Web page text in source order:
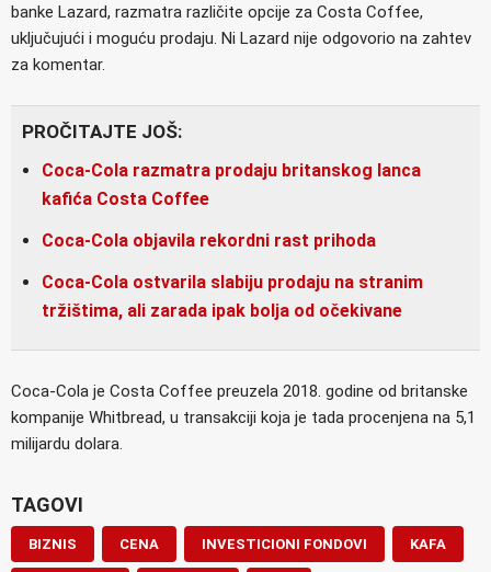
banke Lazard, razmatra različite opcije za Costa Coffee,
uključujući i moguću prodaju. Ni Lazard nije odgovorio na zahtev
za komentar.
PROČITAJTE JOŠ:
Coca-Cola razmatra prodaju britanskog lanca
kafića Costa Coffee
Coca-Cola objavila rekordni rast prihoda
Coca-Cola ostvarila slabiju prodaju na stranim
tržištima, ali zarada ipak bolja od očekivane
Coca-Cola je Costa Coffee preuzela 2018. godine od britanske
kompanije Whitbread, u transakciji koja je tada procenjena na 5,1
milijardu dolara.
TAGOVI
BIZNIS CENA INVESTICIONI FONDOVI KAFA